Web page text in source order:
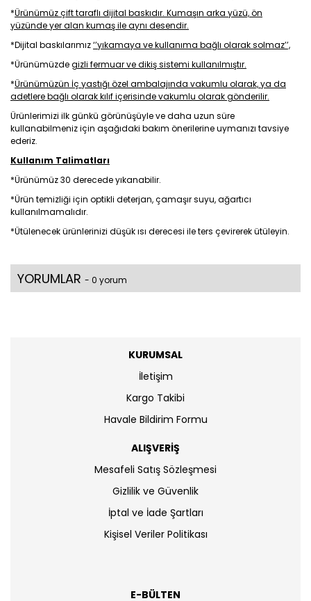
*Ürünümüz çift taraflı dijital baskıdır. Kumaşın arka yüzü, ön
yüzünde yer alan kumaş ile aynı desendir.
*Dijital baskılarımız‘’yıkamaya ve kullanıma bağlı olarak solmaz’’,
*Ürünümüzdegizli fermuar ve dikiş sistemi kullanılmıştır.
*Ürünümüzün İç yastığı özel ambalajında vakumlu olarak, ya da
adetlere bağlı olarak kılıf içerisinde vakumlu olarak gönderilir.
Ürünlerimizi ilk günkü görünüşüyle ve daha uzun süre
kullanabilmeniz için aşağıdaki bakım önerilerine uymanızı tavsiye
ederiz.
Kullanım Talimatları
*Ürünümüz 30 derecede yıkanabilir.
*Ürün temizliği için optikli deterjan, çamaşır suyu, ağartıcı
kullanılmamalıdır.
*Ütülenecek ürünlerinizi düşük ısı derecesi ile ters çevirerek ütüleyin.
YORUMLAR - 0 yorum
KURUMSAL
İletişim
Kargo Takibi
Havale Bildirim Formu
ALIŞVERİŞ
Mesafeli Satış Sözleşmesi
Gizlilik ve Güvenlik
İptal ve İade Şartları
Kişisel Veriler Politikası
E-BÜLTEN